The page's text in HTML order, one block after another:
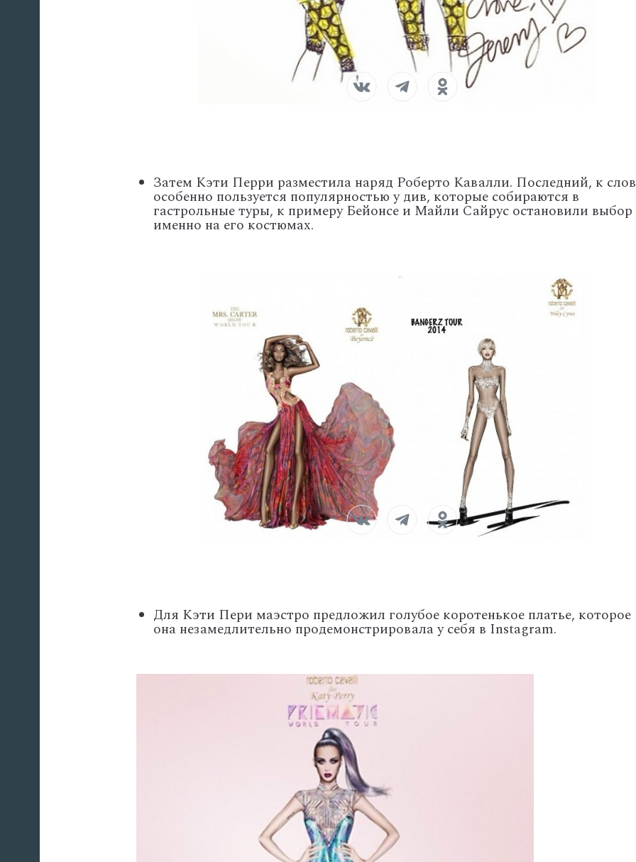
Затем Кэти Перри разместила наряд Роберто Кавалли. Последний, к
особенно пользуется популярностью у див, которые собираются в
гастрольные туры, к примеру Бейонсе и Майли Сайрус остановили выбор
именно на его костюмах.
Для Кэти Пери маэстро предложил голубое коротенькое платье, которое
она незамедлительно продемонстрировала у себя в Instagram.